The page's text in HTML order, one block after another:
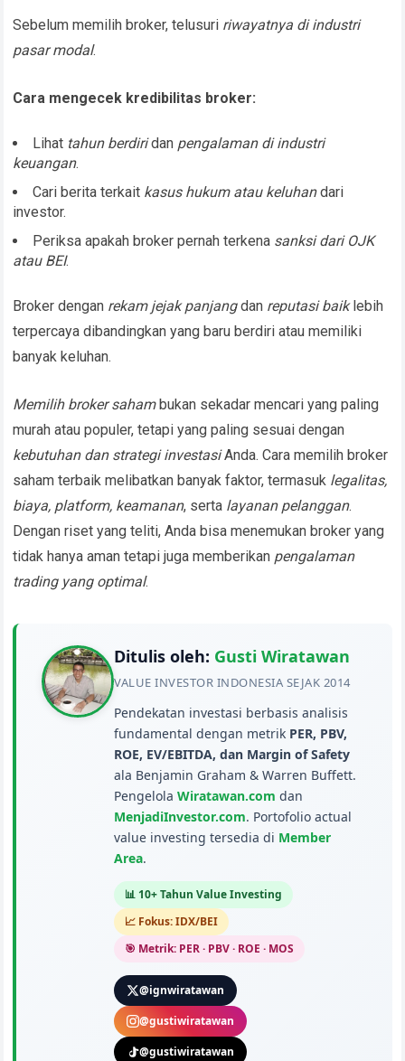
Sebelum memilih broker, telusuri riwayatnya di industri
pasar modal.
Cara mengecek kredibilitas broker:
Lihat tahun berdiridan pengalaman di industri
keuangan.
Cari berita terkait kasus hukum atau keluhandari
investor.
Periksa apakah broker pernah terkena sanksi dari OJK
atau BEI.
Broker dengan rekam jejak panjangdan reputasi baiklebih
terpercaya dibandingkan yang baru berdiri atau memiliki
banyak keluhan.
Memilih broker sahambukan sekadar mencari yang paling
murah atau populer, tetapi yang paling sesuai dengan
kebutuhan dan strategi investasiAnda. Cara memilih broker
saham terbaik melibatkan banyak faktor, termasuk legalitas,
biaya, platform, keamanan, serta layanan pelanggan.
Dengan riset yang teliti, Anda bisa menemukan broker yang
tidak hanya aman tetapi juga memberikan pengalaman
trading yang optimal.
Ditulis oleh: Gusti Wiratawan
VALUE INVESTOR INDONESIA SEJAK 2014
Pendekatan investasi berbasis analisis
fundamental dengan metrik PER, PBV,
ROE, EV/EBITDA, dan Margin of Safety
ala Benjamin Graham & Warren Buffett.
PengelolaWiratawan.com dan
MenjadiInvestor.com. Portofolio actual
value investing tersedia di Member
Area.
📊 10+ Tahun Value Investing
📈 Fokus: IDX/BEI
🎯 Metrik: PER · PBV · ROE · MOS
@ignwiratawan
@gustiwiratawan
@gustiwiratawan